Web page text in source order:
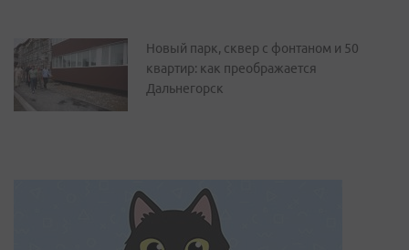
Новый парк, сквер с фонтаном и 50
квартир: как преображается
Дальнегорск